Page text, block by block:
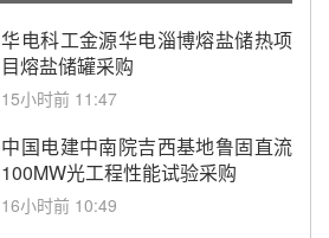
华电科工金源华电淄博熔盐储热项
目熔盐储罐采购
15小时前 11:47
中国电建中南院吉西基地鲁固直流
100MW光工程性能试验采购
16小时前 10:49